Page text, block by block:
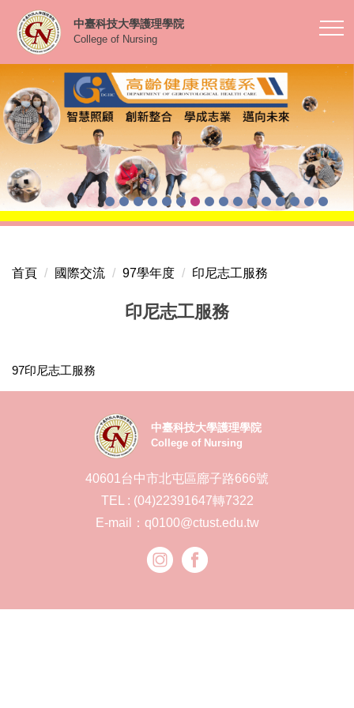
到
內
容
區
中臺科技大學護理學院
College of Nursing
首頁 國際交流 97學年度 印尼志工服務
印尼志工服務
97印尼志工服務
中臺科技大學護理學院
College of Nursing
40601台中市北屯區廍子路666號
TEL : (04)22391647轉7322
E-mail：q0100@ctust.edu.tw